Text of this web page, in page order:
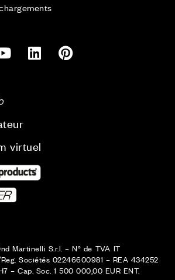
virtuel
Martinelli S.r.l. – N° de TVA IT
Sociétés 02246600981 – REA 434252
– Cap. Soc. 1 500 000,00 EUR ENT.